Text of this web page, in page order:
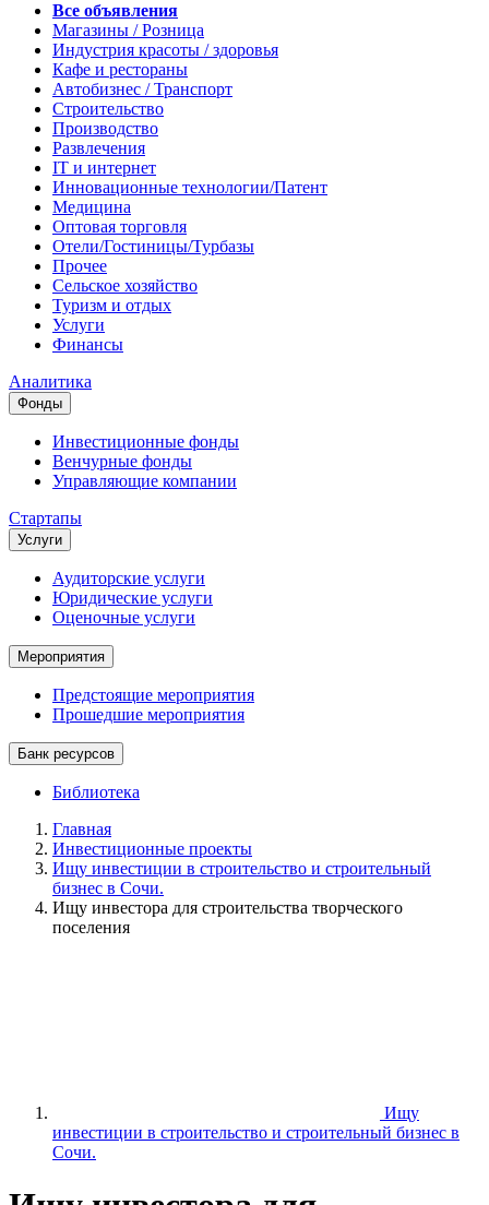
Все объявления
Магазины / Розница
Индустрия красоты / здоровья
Кафе и рестораны
Автобизнес / Транспорт
Строительство
Производство
Развлечения
IT и интернет
Инновационные технологии/Патент
Медицина
Оптовая торговля
Отели/Гостиницы/Турбазы
Прочее
Сельское хозяйство
Туризм и отдых
Услуги
Финансы
Аналитика
Фонды
Инвестиционные фонды
Венчурные фонды
Управляющие компании
Стартапы
Услуги
Аудиторские услуги
Юридические услуги
Оценочные услуги
Мероприятия
Предстоящие мероприятия
Прошедшие мероприятия
Банк ресурсов
Библиотека
Главная
Инвестиционные проекты
Ищу инвестиции в строительство и строительный
бизнес в Сочи.
Ищу инвестора для строительства творческого
поселения
Ищу
инвестиции в строительство и строительный бизнес в
Сочи.